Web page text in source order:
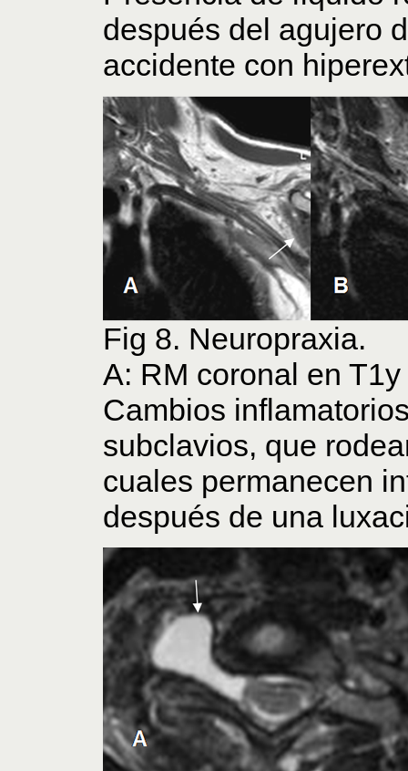
después del agujero
accidente con
Fig 8. Neuropraxia.
A: RM coronal en
Cambios
subclavios, que
cuales permanecen
después de una